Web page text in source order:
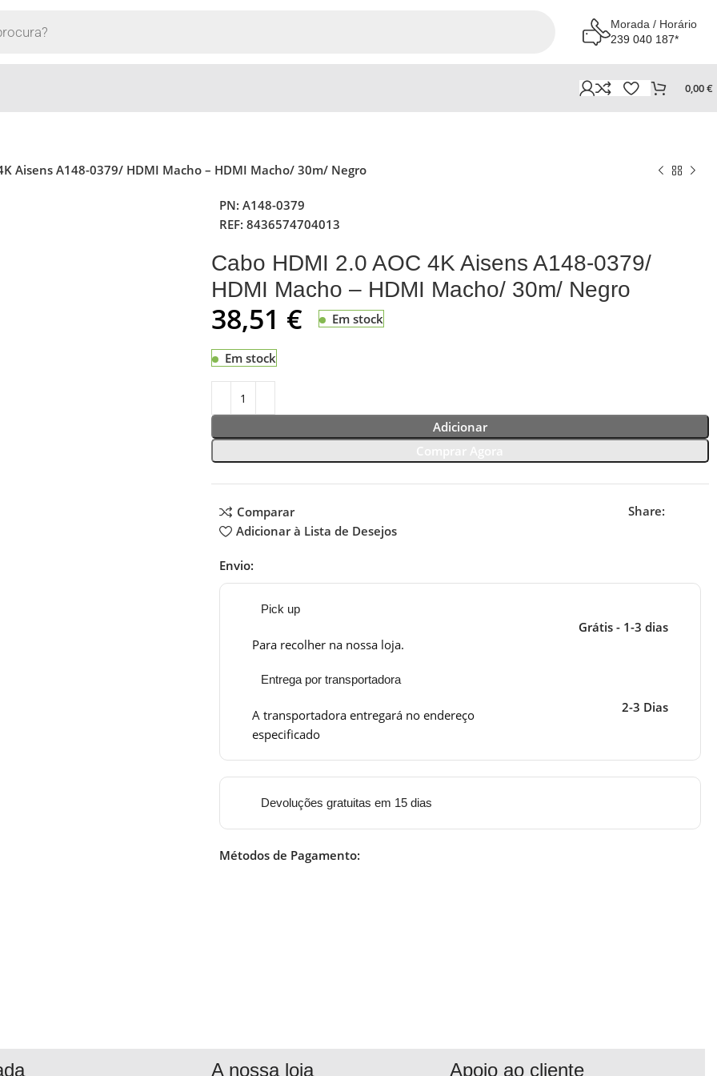
Morada / Horário
239 040 187*
0,00€
Aisens A148-0379/ HDMI Macho – HDMI Macho/ 30m/ Negro
PN: A148-0379
REF: 8436574704013
Cabo HDMI 2.0 AOC 4K Aisens A148-0379/
HDMI Macho – HDMI Macho/ 30m/ Negro
38,51 € Em stock
Em stock
Adicionar
Comparar
Adicionar à Lista de Desejos
Share:
Envio:
Pick up
Para recolher na nossa loja.
Grátis - 1-3 dias
Entrega por transportadora
A transportadora entregará no endereço
especificado
2-3 Dias
Devoluções gratuitas em 15 dias
Métodos de Pagamento:
A nossa loja Apoio ao cliente